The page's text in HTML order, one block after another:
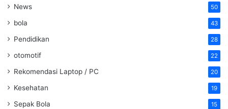
News 50
bola 43
Pendidikan 28
otomotif 22
Rekomendasi Laptop / PC 20
Kesehatan 19
Sepak Bola 15